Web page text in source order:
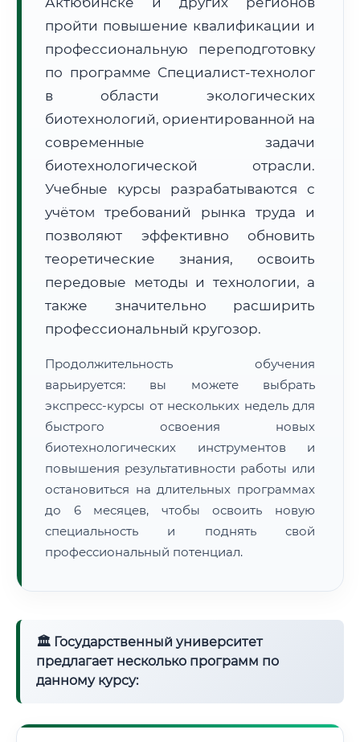
Расчет логистики оригиналов:
• Маршрут транзита:~1 910 км
пройти повышение квалификации и
профессиональную переподготовку
по программе Специалист-технолог
в области экологических
биотехнологий, ориентированной на
современные задачи
биотехнологической отрасли.
Учебные курсы разрабатываются с
учётом требований рынка труда и
позволяют эффективно обновить
теоретические знания, освоить
передовые методы и технологии, а
также значительно расширить
профессиональный кругозор.
Продолжительность обучения
варьируется: вы можете выбрать
экспресс-курсы от нескольких недель для
быстрого освоения новых
биотехнологических инструментов и
повышения результативности работы или
остановиться на длительных программах
до 6 месяцев, чтобы освоить новую
специальность и поднять свой
профессиональный потенциал.
🏛 Государственный университет
предлагает несколько программ по
данному курсу: